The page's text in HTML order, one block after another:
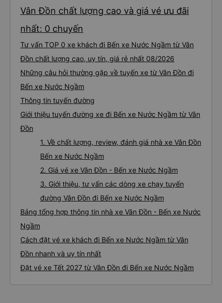
Vân Đồn chất lượng cao và giá vé ưu đãi
nhất: 0 chuyến
Tư vấn TOP 0 xe khách đi Bến xe Nước Ngầm từ Vân
Đồn chất lượng cao, uy tín, giá rẻ nhất 08/2026
Những câu hỏi thường gặp về tuyến xe từ Vân Đồn đi
Bến xe Nước Ngầm
Thông tin tuyến đường
Giới thiệu tuyến đường xe đi Bến xe Nước Ngầm từ Vân
Đồn
1. Về chất lượng, review, đánh giá nhà xe Vân Đồn
Bến xe Nước Ngầm
2. Giá vé xe Vân Đồn - Bến xe Nước Ngầm
3. Giới thiệu, tư vấn các dòng xe chạy tuyến
đường Vân Đồn đi Bến xe Nước Ngầm
Bảng tổng hợp thông tin nhà xe Vân Đồn - Bến xe Nước
Ngầm
Cách đặt vé xe khách đi Bến xe Nước Ngầm từ Vân
Đồn nhanh và uy tín nhất
Đặt vé xe Tết 2027 từ Vân Đồn đi Bến xe Nước Ngầm